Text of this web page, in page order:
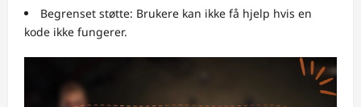
Begrenset støtte: Brukere kan ikke få hjelp hvis en
kode ikke fungerer.